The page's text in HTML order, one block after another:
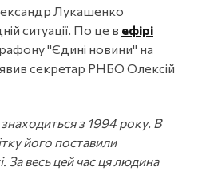
Лукашенко
ситуації. По це в ефірі
"Єдині новини" на
секретар РНБО Олексій
з 1994 року. В
його поставили
За весь цей час ця людина